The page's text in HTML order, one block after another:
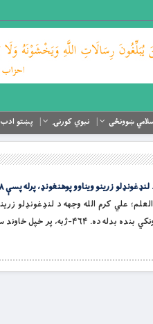
ښوونځی نبوي کورنۍ پښتو ادب
زرینو ویناوو پوهنغونډ، پرله پسې ۸ مه برخه